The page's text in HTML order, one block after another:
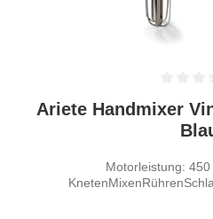
Durchschnittliche Bewertung
Ariete Handmixer
Motorleistung: